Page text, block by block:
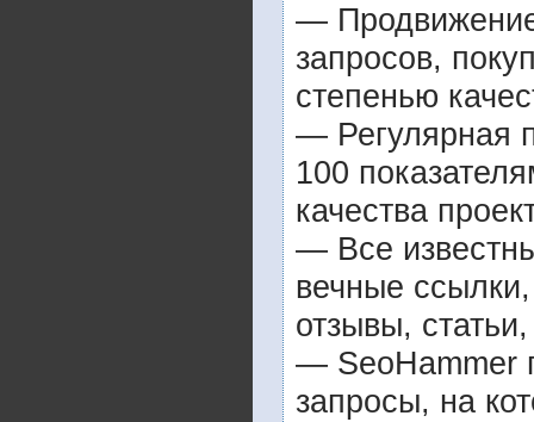
—
запросов,
степенью
— Регулярная
100
качества
— Все
вечные
отзывы,
— SeoHammer
запросы, на